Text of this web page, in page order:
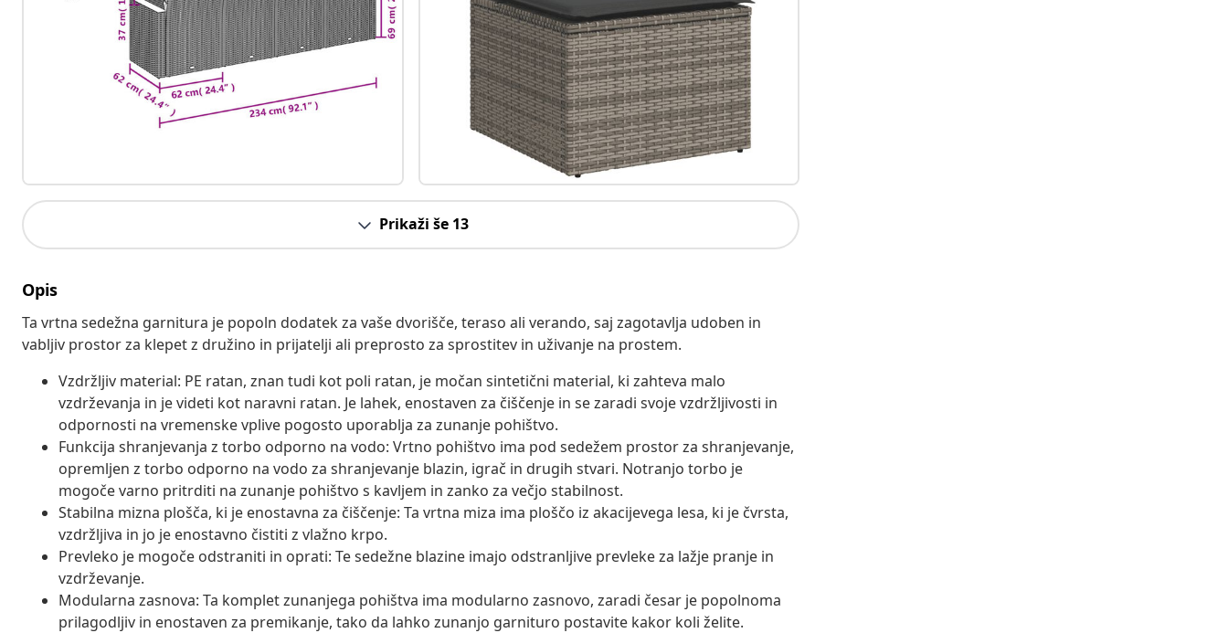
Prikaži še 13
Opis
Ta vrtna sedežna garnitura je popoln dodatek za vaše dvorišče, teraso ali verando, saj zagotavlja udoben in
vabljiv prostor za klepet z družino in prijatelji ali preprosto za sprostitev in uživanje na prostem.
Vzdržljiv material: PE ratan, znan tudi kot poli ratan, je močan sintetični material, ki zahteva malo
vzdrževanja in je videti kot naravni ratan. Je lahek, enostaven za čiščenje in se zaradi svoje vzdržljivosti in
odpornosti na vremenske vplive pogosto uporablja za zunanje pohištvo.
Funkcija shranjevanja z torbo odporno na vodo: Vrtno pohištvo ima pod sedežem prostor za shranjevanje,
opremljen z torbo odporno na vodo za shranjevanje blazin, igrač in drugih stvari. Notranjo torbo je
mogoče varno pritrditi na zunanje pohištvo s kavljem in zanko za večjo stabilnost.
Stabilna mizna plošča, ki je enostavna za čiščenje: Ta vrtna miza ima ploščo iz akacijevega lesa, ki je čvrsta,
vzdržljiva in jo je enostavno čistiti z vlažno krpo.
Prevleko je mogoče odstraniti in oprati: Te sedežne blazine imajo odstranljive prevleke za lažje pranje in
vzdrževanje.
Modularna zasnova: Ta komplet zunanjega pohištva ima modularno zasnovo, zaradi česar je popolnoma
prilagodljiv in enostaven za premikanje, tako da lahko zunanjo garnituro postavite kakor koli želite.